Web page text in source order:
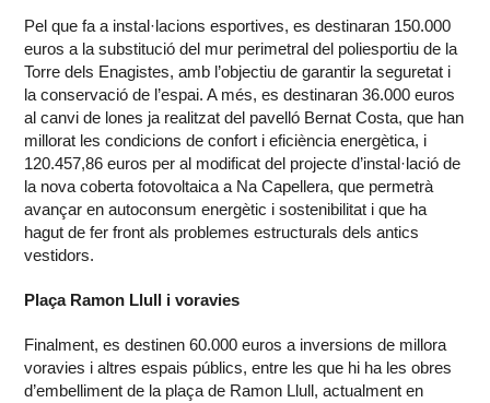
Pel que fa a instal·lacions esportives, es destinaran 150.000
euros a la substitució del mur perimetral del poliesportiu de la
Torre dels Enagistes, amb l’objectiu de garantir la seguretat i
la conservació de l’espai. A més, es destinaran 36.000 euros
al canvi de lones ja realitzat del pavelló Bernat Costa, que han
millorat les condicions de confort i eficiència energètica, i
120.457,86 euros per al modificat del projecte d’instal·lació de
la nova coberta fotovoltaica a Na Capellera, que permetrà
avançar en autoconsum energètic i sostenibilitat i que ha
hagut de fer front als problemes estructurals dels antics
vestidors.
Plaça Ramon Llull i voravies
Finalment, es destinen 60.000 euros a inversions de millora
voravies i altres espais públics, entre les que hi ha les obres
d’embelliment de la plaça de Ramon Llull, actualment en